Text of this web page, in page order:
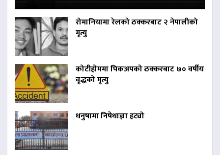
रोमानियामा रेलको ठक्करबाट २ नेपालीको
मृत्यु
कोटीहोममा पिकअपको ठक्करबाट ७० वर्षीय
वृद्धको मृत्यु
धनुषामा निषेधाज्ञा हट्यो